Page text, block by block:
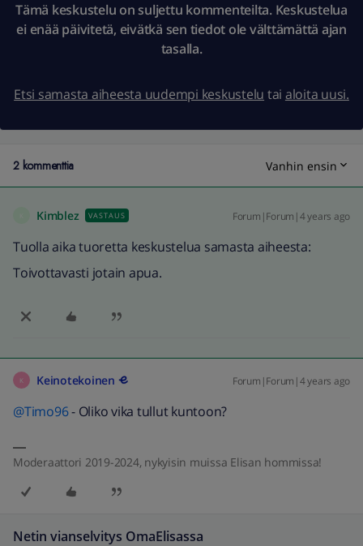
Tämä keskustelu on suljettu kommenteilta. Keskustelua
ei enää päivitetä, eivätkä sen tiedot ole välttämättä ajan
tasalla.
Etsi samasta aiheesta uudempi keskustelu tai aloita uusi.
2 kommenttia Vanhin ensin
Kimblez VASTAUS Forum|Forum|4 years ago
Tuolla aika tuoretta keskustelua samasta aiheesta:
Toivottavasti jotain apua.
K Keinotekoinen Forum|Forum|4 years ago
@Timo96- Oliko vika tullut kuntoon?
Moderaattori 2019-2024, nykyisin muissa Elisan hommissa!
Netin vianselvitys OmaElisassa